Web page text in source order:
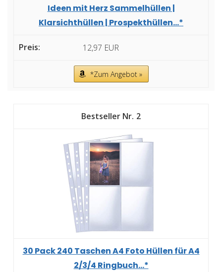
Ideen mit Herz Sammelhüllen |
Klarsichthüllen | Prospekthüllen...*
12,97 EUR
*Zum Angebot »
2
30 Pack 240 Taschen A4 Foto Hüllen für A4
2/3/4 Ringbuch...*